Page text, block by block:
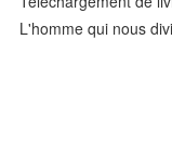
L'homme qui nous